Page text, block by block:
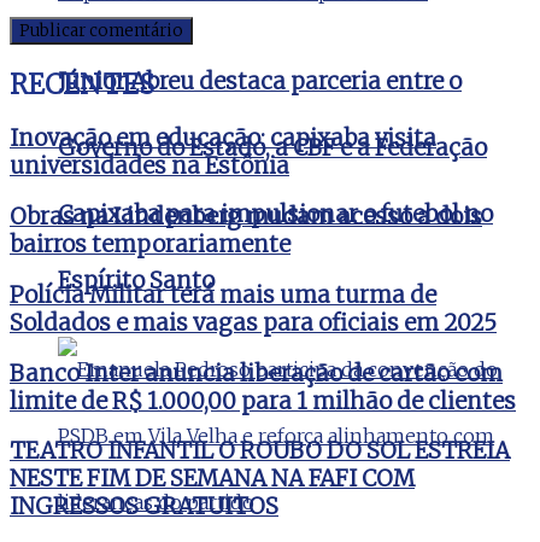
Júnior Abreu destaca parceria entre o
Governo do Estado, a CBF e a Federação
Capixaba para impulsionar o futebol no
Espírito Santo
RECENTES
Inovação em educação: capixaba visita
universidades na Estônia
Obras na Lindenberg mudam acesso a dois
bairros temporariamente
Polícia Militar terá mais uma turma de
Soldados e mais vagas para oficiais em 2025
Banco Inter anuncia liberação de cartão com
limite de R$ 1.000,00 para 1 milhão de clientes
TEATRO INFANTIL O ROUBO DO SOL ESTREIA
NESTE FIM DE SEMANA NA FAFI COM
INGRESSOS GRATUITOS